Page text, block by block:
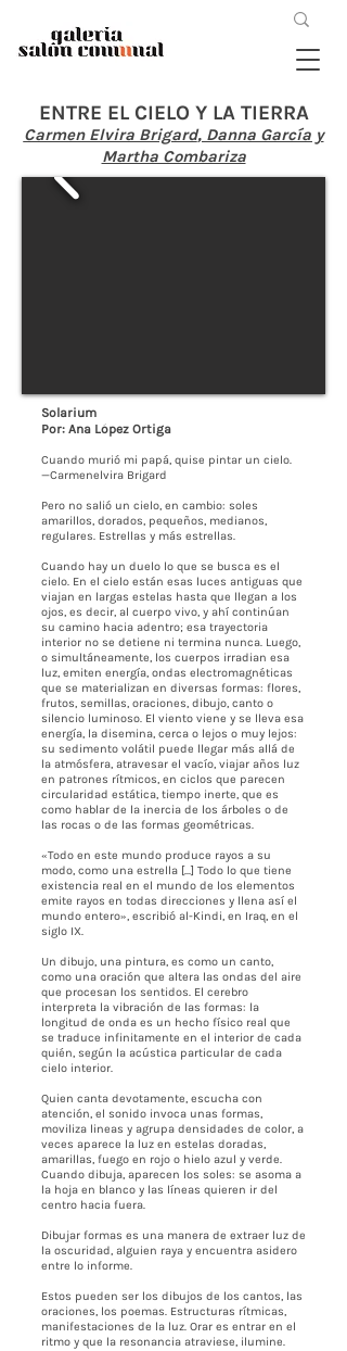
ENTRE EL CIELO Y LA TIERRA
Carmen Elvira Brigard, Danna García y
Martha Combariza
Solarium
Por: Ana López Ortiga
Cuando murió mi papá, quise pintar un cielo.
—Carmenelvira Brigard
Pero no salió un cielo, en cambio: soles
amarillos, dorados, pequeños, medianos,
regulares. Estrellas y más estrellas.
Cuando hay un duelo lo que se busca es el
cielo. En el cielo están esas luces antiguas que
viajan en largas estelas hasta que llegan a los
ojos, es decir, al cuerpo vivo, y ahí continúan
su camino hacia adentro; esa trayectoria
interior no se detiene ni termina nunca. Luego,
o simultáneamente, los cuerpos irradian esa
luz, emiten energía, ondas electromagnéticas
que se materializan en diversas formas: flores,
frutos, semillas, oraciones, dibujo, canto o
silencio luminoso. El viento viene y se lleva esa
energía, la disemina, cerca o lejos o muy lejos:
su sedimento volátil puede llegar más allá de
la atmósfera, atravesar el vacío, viajar años luz
en patrones rítmicos, en ciclos que parecen
circularidad estática, tiempo inerte, que es
como hablar de la inercia de los árboles o de
las rocas o de las formas geométricas.
«Todo en este mundo produce rayos a su
modo, como una estrella [...] Todo lo que tiene
existencia real en el mundo de los elementos
emite rayos en todas direcciones y llena así el
mundo entero», escribió al-Kindi, en Iraq, en el
siglo IX.
Un dibujo, una pintura, es como un canto,
como una oración que altera las ondas del aire
que procesan los sentidos. El cerebro
interpreta la vibración de las formas: la
longitud de onda es un hecho físico real que
se traduce infinitamente en el interior de cada
quién, según la acústica particular de cada
cielo interior.
Quien canta devotamente, escucha con
atención, el sonido invoca unas formas,
moviliza lineas y agrupa densidades de color, a
veces aparece la luz en estelas doradas,
amarillas, fuego en rojo o hielo azul y verde.
Cuando dibuja, aparecen los soles: se asoma a
la hoja en blanco y las líneas quieren ir del
centro hacia fuera.
Dibujar formas es una manera de extraer luz de
la oscuridad, alguien raya y encuentra asidero
entre lo informe.
Estos pueden ser los dibujos de los cantos, las
oraciones, los poemas. Estructuras rítmicas,
manifestaciones de la luz. Orar es entrar en el
ritmo y que la resonancia atraviese, ilumine.